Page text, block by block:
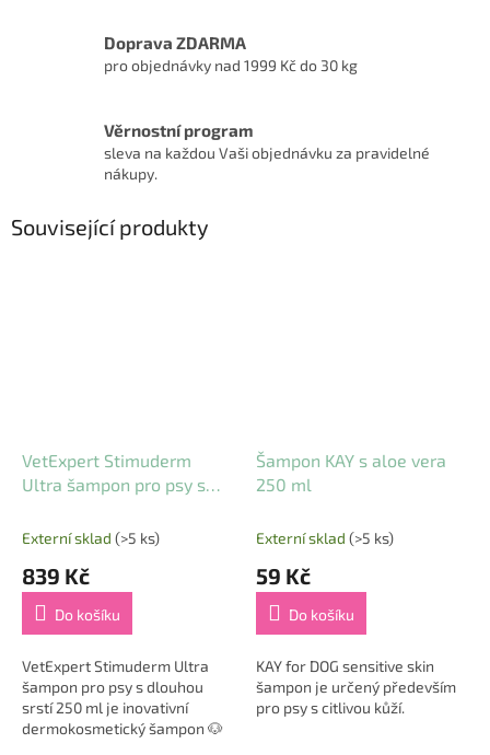
Doprava ZDARMA
pro objednávky nad 1999 Kč do 30 kg
Věrnostní program
sleva na každou Vaši objednávku za pravidelné
nákupy.
Související produkty
VetExpert Stimuderm
Ultra šampon pro psy s
Externí sklad (>5 ks)
839 Kč
Do košíku
VetExpert Stimuderm Ultra
šampon pro psy s dlouhou
srstí 250 ml je inovativní
dermokosmetický šampon 🐶
Šampon KAY s aloe vera
250 ml
Externí sklad (>5 ks)
59 Kč
Do košíku
KAY for DOG sensitive skin
šampon je určený především
pro psy s citlivou kůží.